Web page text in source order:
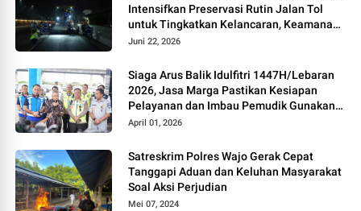
Intensifkan Preservasi Rutin Jalan Tol
untuk Tingkatkan Kelancaran, Keamanan
dan Kenyamanan Perjalanan
Juni 22, 2026
Siaga Arus Balik Idulfitri 1447H/Lebaran
2026, Jasa Marga Pastikan Kesiapan
Pelayanan dan Imbau Pemudik Gunakan
Rest Area Alternatif
April 01, 2026
Satreskrim Polres Wajo Gerak Cepat
Tanggapi Aduan dan Keluhan Masyarakat
Soal Aksi Perjudian
Mei 07, 2024